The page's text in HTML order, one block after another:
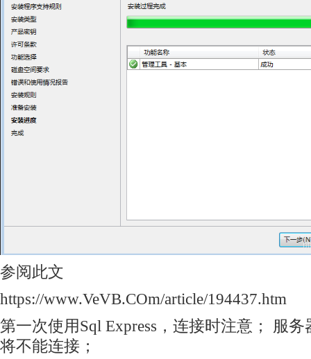
参阅此文
https://www.VeVB.COm/article/194437.htm
第一次使用Sql Express，连接时注意； 服
将不能连接；